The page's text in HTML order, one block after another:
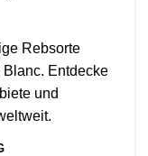
Rebsorte
Entdecke
und